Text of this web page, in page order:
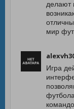
делают
мир
Игра